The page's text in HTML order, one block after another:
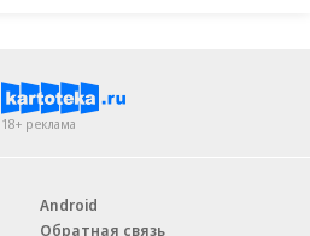
18+ реклама
Android
Обратная связь